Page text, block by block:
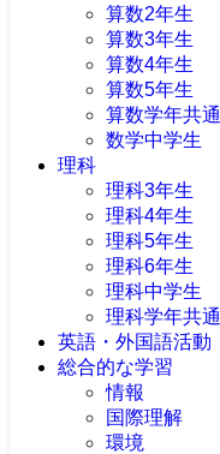
算数2年生
算数3年生
算数4年生
算数5年生
算数学年共通
数学中学生
理科
理科3年生
理科4年生
理科5年生
理科6年生
理科中学生
理科学年共通
英語・外国語活動
総合的な学習
情報
国際理解
環境